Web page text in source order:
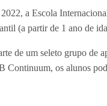
a Escola
(a partir de 1 ano de
de um seleto grupo de
Continuum, os alunos